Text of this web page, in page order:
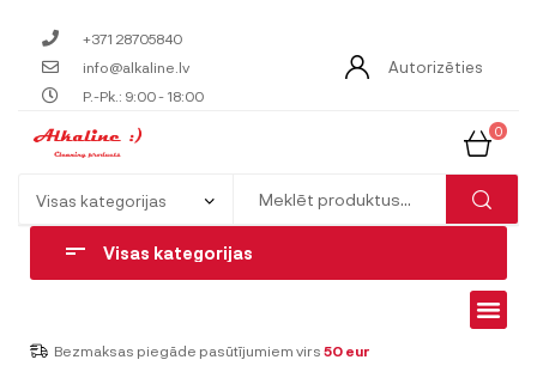
+371 28705840
info@alkaline.lv
P.-Pk.: 9:00 - 18:00
Autorizēties
0
Visas kategorijas
Bezmaksas piegāde pasūtījumiem virs 50 eur